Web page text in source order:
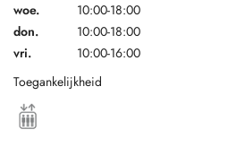
woe.
10:00-18:00
don.
10:00-18:00
vri.
10:00-16:00
Toegankelijkheid